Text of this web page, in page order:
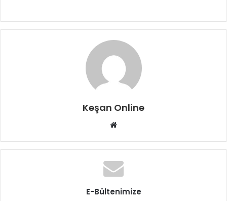
Keşan Online
Web
E-Bültenimize